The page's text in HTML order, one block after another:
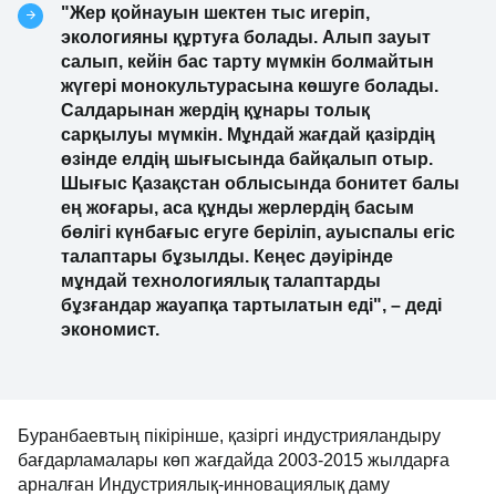
"Жер қойнауын шектен тыс игеріп,
экологияны құртуға болады. Алып зауыт
салып, кейін бас тарту мүмкін болмайтын
жүгері монокультурасына көшуге болады.
Салдарынан жердің құнары толық
сарқылуы мүмкін. Мұндай жағдай қазірдің
өзінде елдің шығысында байқалып отыр.
Шығыс Қазақстан облысында бонитет балы
ең жоғары, аса құнды жерлердің басым
бөлігі күнбағыс егуге беріліп, ауыспалы егіс
талаптары бұзылды. Кеңес дәуірінде
мұндай технологиялық талаптарды
бұзғандар жауапқа тартылатын еді", – деді
экономист.
Буранбаевтың пікірінше, қазіргі индустрияландыру
бағдарламалары көп жағдайда 2003-2015 жылдарға
арналған Индустриялық-инновациялық даму